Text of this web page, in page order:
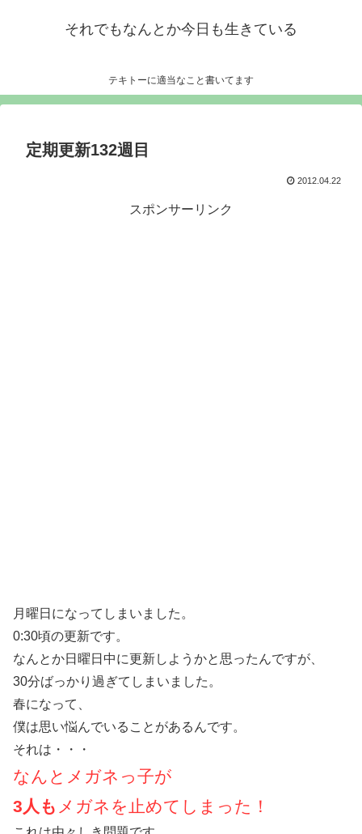
それでもなんとか今日も生きている
テキトーに適当なこと書いてます
定期更新132週目
2012.04.22
スポンサーリンク
月曜日になってしまいました。
0:30頃の更新です。
なんとか日曜日中に更新しようかと思ったんですが、
30分ばっかり過ぎてしまいました。
春になって、
僕は思い悩んでいることがあるんです。
それは・・・
なんとメガネっ子が
3人も メガネを止めてしまった！